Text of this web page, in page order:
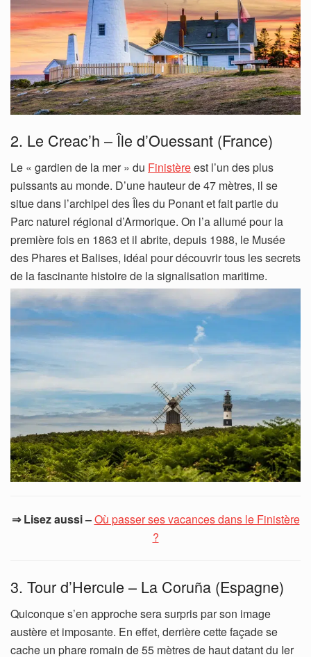
2. Le Creac’h – Île d’Ouessant (France)
Le « gardien de la mer » du Finistèreest l’un des plus
puissants au monde. D’une hauteur de 47 mètres, il se
situe dans l’archipel des Îles du Ponant et fait partie du
Parc naturel régional d’Armorique. On l’a allumé pour la
première fois en 1863 et il abrite, depuis 1988, le Musée
des Phares et Balises, idéal pour découvrir tous les secrets
de la fascinante histoire de la signalisation maritime.
⇒ Lisez aussi –Où passer ses vacances dans le Finistère
?
3. Tour d’Hercule – La Coruña (Espagne)
Quiconque s’en approche sera surpris par son image
austère et imposante. En effet, derrière cette façade se
cache un phare romain de 55 mètres de haut datant du Ier